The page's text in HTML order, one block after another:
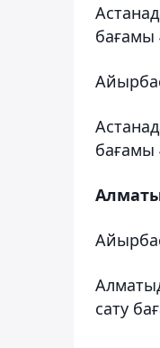
бағамы
бағамы
сату